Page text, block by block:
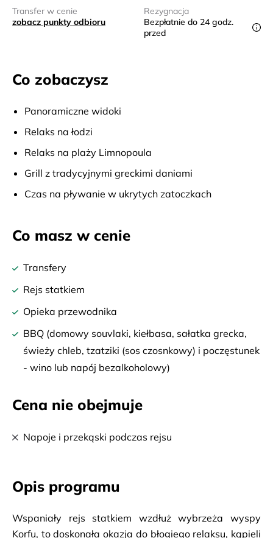
Transfer w cenie
zobacz punkty odbioru
Rezygnacja
Bezpłatnie do 24 godz.
przed
Co zobaczysz
Panoramiczne widoki
Relaks na łodzi
Relaks na plaży Limnopoula
Grill z tradycyjnymi greckimi daniami
Czas na pływanie w ukrytych zatoczkach
Co masz w cenie
Transfery
Rejs statkiem
Opieka przewodnika
BBQ (domowy souvlaki, kiełbasa, sałatka grecka,
świeży chleb, tzatziki (sos czosnkowy) i poczęstunek
- wino lub napój bezalkoholowy)
Cena nie obejmuje
Napoje i przekąski podczas rejsu
Opis programu
Wspaniały rejs statkiem wzdłuż wybrzeża wyspy
Korfu, to doskonała okazja do błogiego relaksu, kąpieli